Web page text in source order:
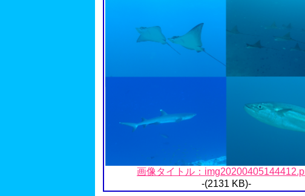
画像タイトル：
-(2131 KB)-